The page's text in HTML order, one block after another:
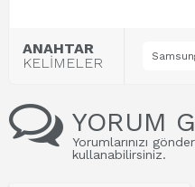
ANAHTAR
KELİMELER
YORUM
Yorumlarınızı
kullanabilirsiniz.